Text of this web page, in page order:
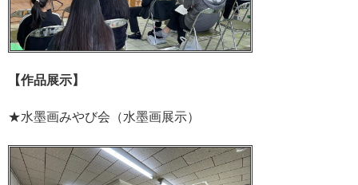
【作品展示】
★水墨画みやび会（水墨画展示）